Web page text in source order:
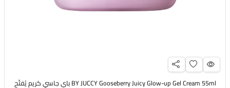
BY JUCCY Gooseberry Juicy Glow-up Gel Cream 55ml باي جاسي كريم يُفتّح